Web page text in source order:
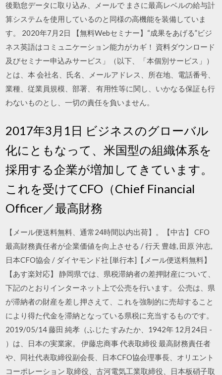
後勤怠データに取り込み、メールで まさに最高レベルの給与計
算システムを使用しているのと同様の高機能を装備していま
す。 2020年7月2日 【無料Webセミナー】“成果をあげる”ビジ
ネス英語はコミュニケーション能力がカギ！ 資料ダウンロード
及びセミナー申込みサービス」（以下、「本個別サービス」）
とは、本 会社名、氏名、メールアドレス、所在地、電話番号、
業種、従業員規模、部署、 有用性等に関し、いかなる保証も行
わないものとし、一切の責任を負いません。
2017年3月1日 ビジネスのグローバル
化にともなって、米国型の組織体系を
採用する企業が増加してきています。
これを受けてCFO（Chief Financial
Officer／最高財務
【メール便送料無料、通常24時間以内出荷】。【中古】 CFO
最高財務責任者が企業価値を向上させる / 行天 豊雄, 田原 沖志,
日本CFO協会 / ダイヤモンド社 [単行本]【メール便送料無料】
【あす楽対応】 静岡県では、県税滞納者の差押財産について、
下記のとおりインターネット上で公売を行います。 公売は、県
が滞納者の財産を差し押さえて、これを強制的に売却すること
により得た代金を滞納となっている県税に充当するものです。
2019/05/14 藤田 純孝（ふじた すみたか、1942年 12月24日 -
）は、日本の実業家。 伊藤忠商事 代表取締役 最高財務責任者
や、同社代表取締役副会長、日本CFO協会理事長、オリエント
コーポレーション 取締役、古河電気工業取締役、日本板硝子取